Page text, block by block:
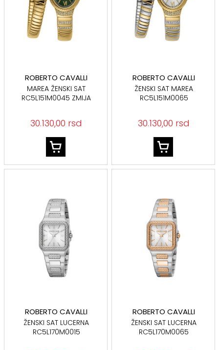
ROBERTO CAVALLI
MAREA ŽENSKI SAT
RC5L151M0045 ZMIJA
30.130,00 rsd
ROBERTO CAVALLI
ŽENSKI SAT MAREA
RC5L151M0065
30.130,00 rsd
ROBERTO CAVALLI
ŽENSKI SAT LUCERNA
RC5L170M0015
ROBERTO CAVALLI
ŽENSKI SAT LUCERNA
RC5L170M0065